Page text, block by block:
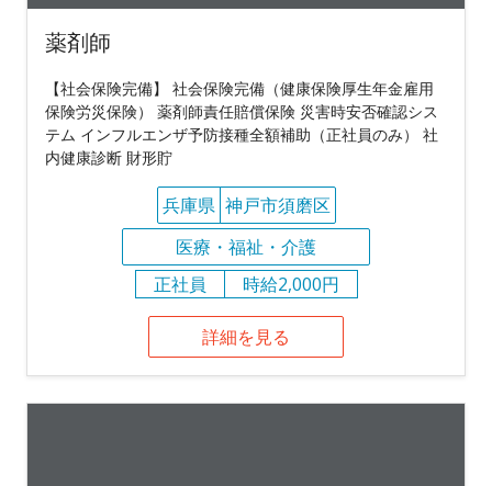
薬剤師
【社会保険完備】 社会保険完備（健康保険厚生年金雇用
保険労災保険） 薬剤師責任賠償保険 災害時安否確認シス
テム インフルエンザ予防接種全額補助（正社員のみ） 社
内健康診断 財形貯
兵庫県 神戸市須磨区
医療・福祉・介護
正社員
時給2,000円
詳細を見る